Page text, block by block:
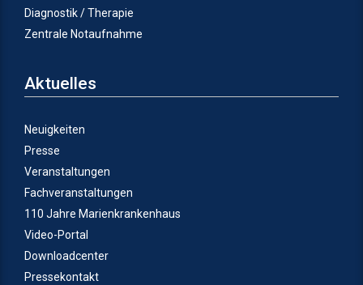
Diagnostik / Therapie
Zentrale Notaufnahme
Aktuelles
Neuigkeiten
Presse
Veranstaltungen
Fachveranstaltungen
110 Jahre Marienkrankenhaus
Video-Portal
Downloadcenter
Pressekontakt